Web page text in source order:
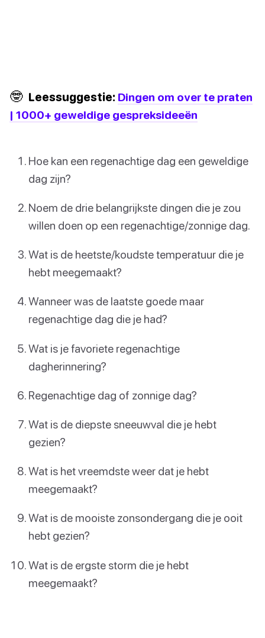
🤓 Leessuggestie: Dingen om over te praten
| 1000+ geweldige gespreksideeën
Hoe kan een regenachtige dag een geweldige
dag zijn?
Noem de drie belangrijkste dingen die je zou
willen doen op een regenachtige/zonnige dag.
Wat is de heetste/koudste temperatuur die je
hebt meegemaakt?
Wanneer was de laatste goede maar
regenachtige dag die je had?
Wat is je favoriete regenachtige
dagherinnering?
Regenachtige dag of zonnige dag?
Wat is de diepste sneeuwval die je hebt
gezien?
Wat is het vreemdste weer dat je hebt
meegemaakt?
Wat is de mooiste zonsondergang die je ooit
hebt gezien?
Wat is de ergste storm die je hebt
meegemaakt?